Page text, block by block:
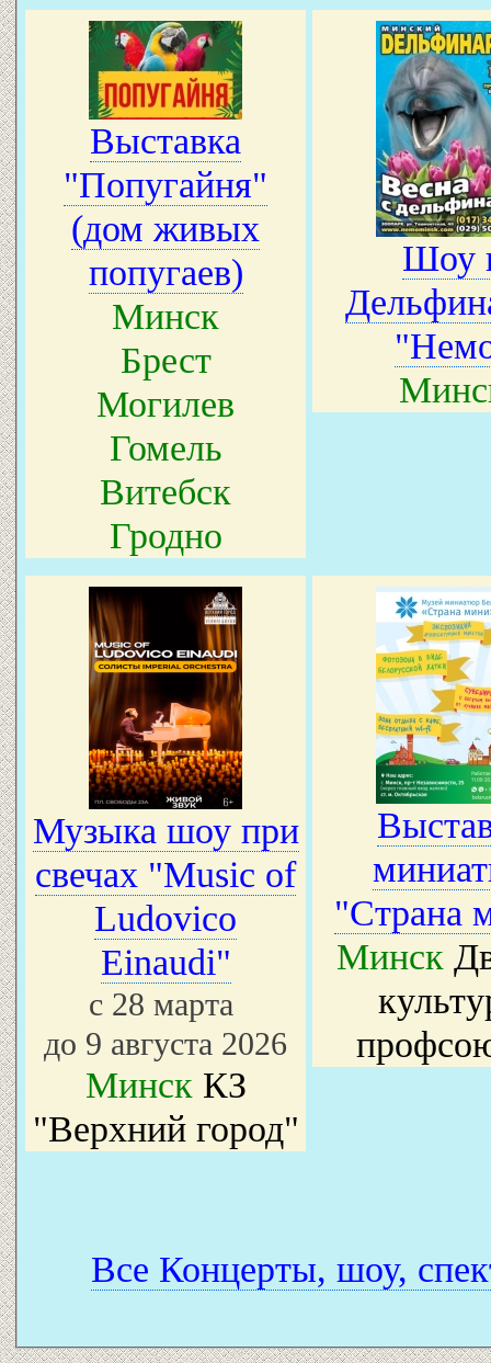
Выставка
"Попугайня"
(дом живых
попугаев)
Минск
Брест
Могилев
Гомель
Витебск
Гродно
Шоу
Музыка шоу при
свечах "Music of
Ludovico
Einaudi"
с 28 марта
до 9 августа 2026
Минск КЗ
"Верхний город"
"Страна
Минск
Все Концерты, шоу,